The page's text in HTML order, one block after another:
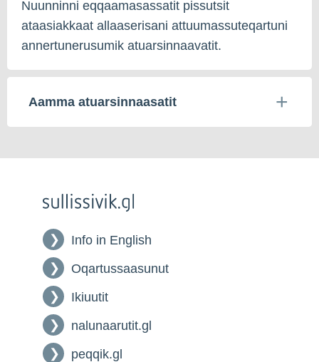
Nuunninni eqqaamasassatit pissutsit
ataasiakkaat allaaserisani attuumassuteqartuni
annertunerusumik atuarsinnaavatit.
Aamma atuarsinnaasatit
Info in English
Oqartussaasunut
Ikiuutit
nalunaarutit.gl
peqqik.gl